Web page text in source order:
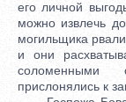
его личной
можно извлечь
могильщика
и они
соломенными
прислонялись к